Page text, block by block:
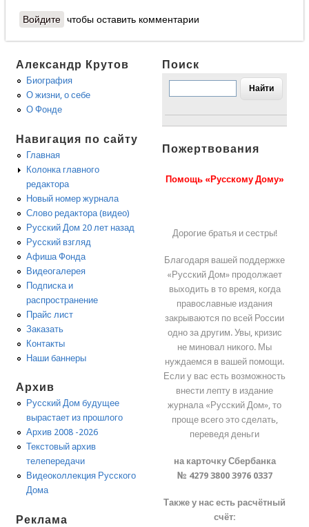
Войдите чтобы оставить комментарии
Александр Крутов
Биография
О жизни, о себе
О Фонде
Навигация по сайту
Главная
Колонка главного
редактора
Новый номер журнала
Слово редактора (видео)
Русский Дом 20 лет назад
Русский взгляд
Афиша Фонда
Видеогалерея
Подписка и
распространение
Прайс лист
Заказать
Контакты
Наши баннеры
Архив
Русский Дом будущее
вырастает из прошлого
Архив 2008 -2026
Текстовый архив
телепередачи
Видеоколлекция Русского
Дома
Реклама
Поиск
Пожертвования
Помощь «Русскому Дому»
Дорогие братья и сестры!
Благодаря вашей поддержке
«Русский Дом» продолжает
выходить в то время, когда
православные издания
закрываются по всей России
одно за другим. Увы, кризис
не миновал никого. Мы
нуждаемся в вашей помощи.
Если у вас есть возможность
внести лепту в издание
журнала «Русский Дом», то
проще всего это сделать,
переведя деньги
на карточку Сбербанка
№ 4279 3800 3976 0337
Также у нас есть расчётный
счёт: